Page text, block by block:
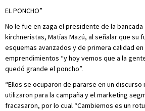
EL PONCHO”
No le fue en zaga el presidente de la
kirchneristas, Matías Mazú, al señalar que su
esquemas avanzados y de primera calidad
emprendimientos “y hoy vemos que a la
quedó grande el poncho”.
“Ellos se ocuparon de pararse en un
utilizaron para la campaña y el marketing
fracasaron, por lo cual “Cambiemos es un